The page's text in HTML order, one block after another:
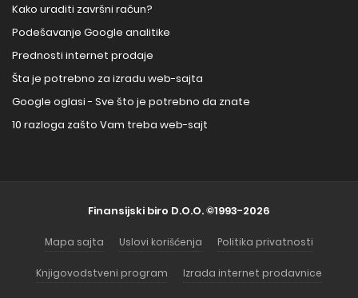
Kako uraditi završni račun?
Podešavanje Google analitike
Prednosti internet prodaje
Šta je potrebno za izradu web-sajta
Google oglasi - Sve što je potrebno da znate
10 razloga zašto Vam treba web-sajt
Finansijski biro D.O.O.©1993-2026
Mapa sajta Uslovi korišćenja Politika privatnosti
Knjigovodstveni program Izrada internet prodavnice